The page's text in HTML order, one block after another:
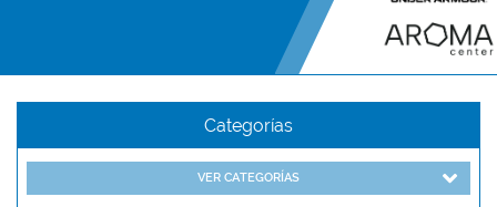
Categorías
VER CATEGORÍAS